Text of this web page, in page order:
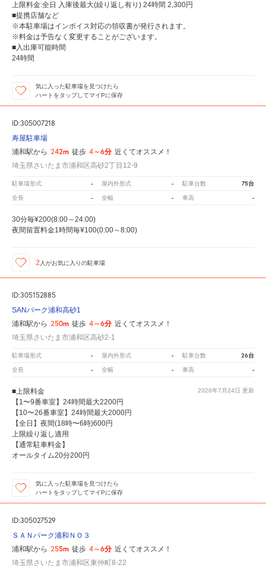
上限料金:全日 入庫後最大(繰り返し有り) 24時間 2,300円
■提携店舗など
※本駐車場はインボイス対応の領収書が発行されます。
※料金は予告なく変更することがございます。
■入出庫可能時間
24時間
気に入った駐車場を見つけたら
ハートをタップしてマイPに保存
ID:305007218
寿屋駐車場
浦和駅から 242m 徒歩 4～6分 近くてオススメ！
埼玉県さいたま市浦和区高砂2丁目12-9
駐車場形式 - 屋内外形式 - 駐車台数 75台
全長 - 全幅 - 車高 -
30分毎¥200(8:00～24:00)
夜間留置料金1時間毎¥100(0:00～8:00)
2 人がお気に入りの駐車場
ID:305152885
SANパーク浦和高砂1
浦和駅から 250m 徒歩 4～6分 近くてオススメ！
埼玉県さいたま市浦和区高砂2-1
駐車場形式 - 屋内外形式 - 駐車台数 26台
全長 - 全幅 - 車高 -
2026年7月24日 更新
■上限料金
【1〜9番車室】24時間最大2200円
【10〜26番車室】24時間最大2000円
【全日】夜間(18時〜6時)600円
上限繰り返し適用
【通常駐車料金】
オールタイム20分200円
気に入った駐車場を見つけたら
ハートをタップしてマイPに保存
ID:305027529
ＳＡＮパーク浦和ＮＯ３
浦和駅から 255m 徒歩 4～6分 近くてオススメ！
埼玉県さいたま市浦和区東仲町8-22